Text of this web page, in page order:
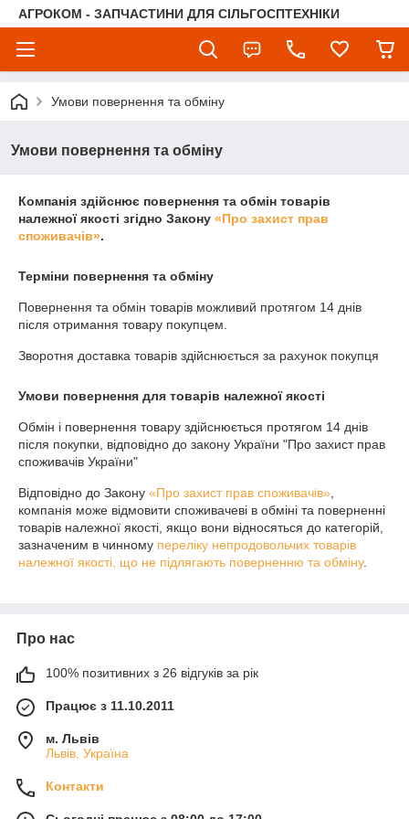
АГРОКОМ - ЗАПЧАСТИНИ ДЛЯ СІЛЬГОСПТЕХНІКИ
Умови повернення та обміну
Умови повернення та обміну
Компанія здійснює повернення та обмін товарів
належної якості згідно Закону «Про захист прав
споживачів».
Терміни повернення та обміну
Повернення та обмін товарів можливий протягом 14 днів
після отримання товару покупцем.
Зворотня доставка товарів здійснюється за рахунок покупця
Умови повернення для товарів належної якості
Обмін і повернення товару здійснюється протягом 14 днів
після покупки, відповідно до закону України "Про захист прав
споживачів України"
Відповідно до Закону «Про захист прав споживачів»
компанія може відмовити споживачеві в обміні та поверненні
товарів належної якості, якщо вони відносяться до категорій,
зазначеним в чинному переліку непродовольчих товарів
належної якості, що не підлягають поверненню та обміну.
Про нас
100% позитивних з 26 відгуків за рік
Працює з 11.10.2011
м. Львів
Львів, Україна
Контакти